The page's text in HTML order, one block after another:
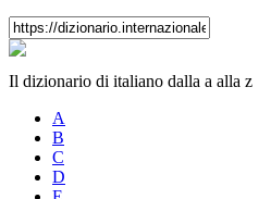
Il dizionario di italiano dalla a alla z
A
B
C
D